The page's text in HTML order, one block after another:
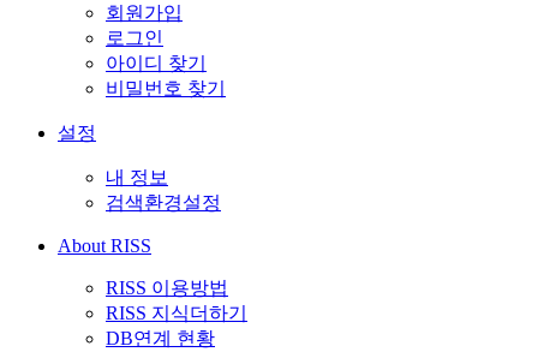
회원가입
로그인
아이디 찾기
비밀번호 찾기
설정
내 정보
검색환경설정
About RISS
RISS 이용방법
RISS 지식더하기
DB연계 현황